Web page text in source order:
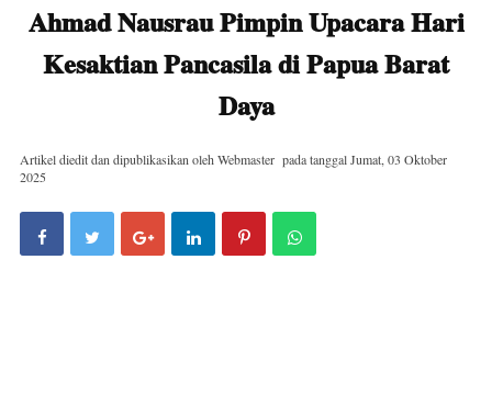
Ahmad Nausrau Pimpin Upacara Hari
Kesaktian Pancasila di Papua Barat
Daya
Artikel diedit dan dipublikasikan oleh Webmaster pada tanggalJumat, 03 Oktober
2025